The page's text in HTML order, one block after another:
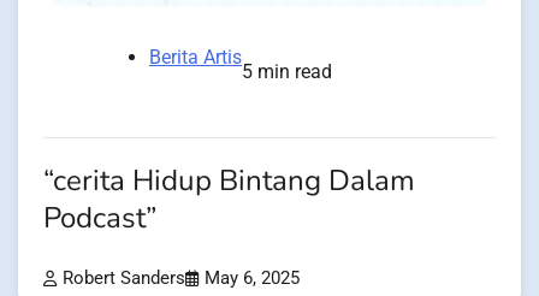
Berita Artis
5 min read
“cerita Hidup Bintang Dalam
Podcast”
Robert Sanders May 6, 2025